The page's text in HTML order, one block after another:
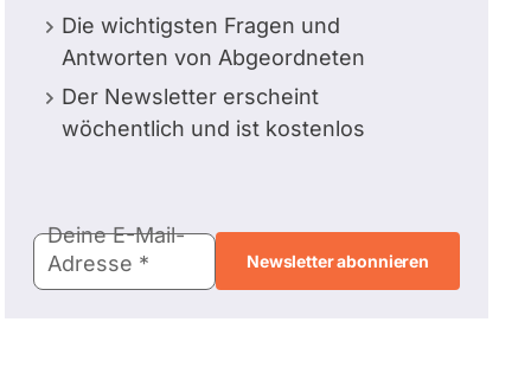
Die wichtigsten Fragen und
Antworten von Abgeordneten
Der Newsletter erscheint
wöchentlich und ist kostenlos
Mail-
Adresse
Deine E-Mail-
Adresse